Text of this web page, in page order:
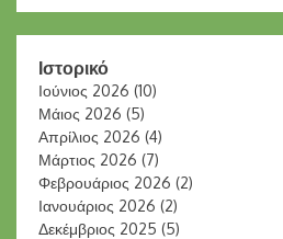
Ιστορικό
Ιούνιος 2026 (10)
Μάιος 2026 (5)
Απρίλιος 2026 (4)
Μάρτιος 2026 (7)
Φεβρουάριος 2026 (2)
Ιανουάριος 2026 (2)
Δεκέμβριος 2025 (5)